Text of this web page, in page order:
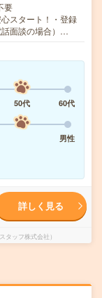
要
スタート！・登録
話面談の場合）…
50代
60代
男性
詳しく見る
ッフ株式会社）